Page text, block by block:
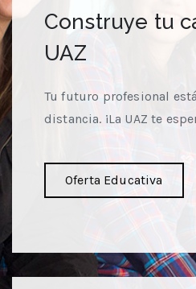
Construye tu
UAZ
Tu futuro profesional
distancia. ¡La UAZ te
Oferta Educativa